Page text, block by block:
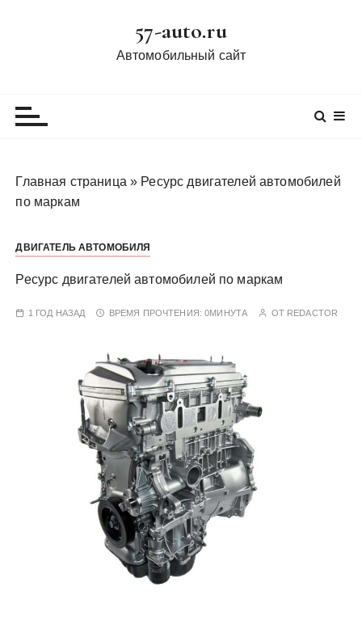
57-auto.ru
Автомобильный сайт
Главная страница » Ресурс двигателей автомобилей
по маркам
ДВИГАТЕЛЬ АВТОМОБИЛЯ
Ресурс двигателей автомобилей по маркам
1 ГОД НАЗАД ВРЕМЯ ПРОЧТЕНИЯ:0МИНУТА ОТ REDACTOR